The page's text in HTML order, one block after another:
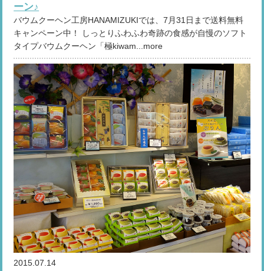
ーン♪
バウムクーヘン工房HANAMIZUKIでは、7月31日まで送料無料
キャンペーン中！ しっとりふわふわ奇跡の食感が自慢のソフト
タイプバウムクーヘン「極kiwam...more
2015.07.14